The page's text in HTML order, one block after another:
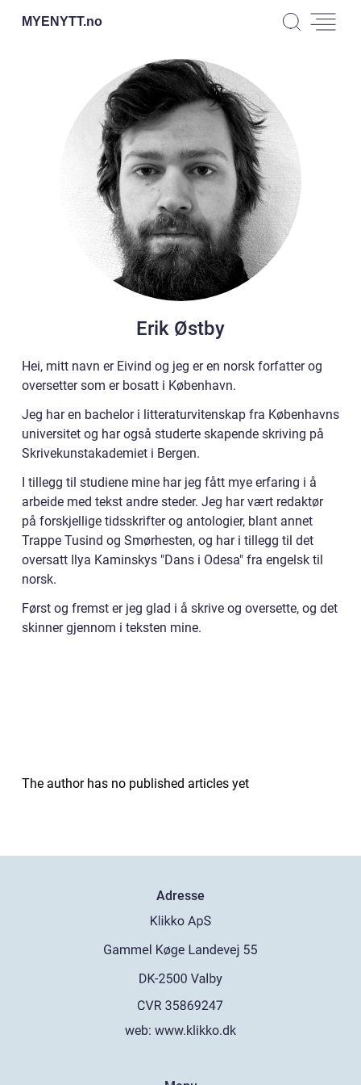
MYENYTT.no
Erik Østby
Hei, mitt navn er Eivind og jeg er en norsk forfatter og
oversetter som er bosatt i København.
Jeg har en bachelor i litteraturvitenskap fra Københavns
universitet og har også studerte skapende skriving på
Skrivekunstakademiet i Bergen.
I tillegg til studiene mine har jeg fått mye erfaring i å
arbeide med tekst andre steder. Jeg har vært redaktør
på forskjellige tidsskrifter og antologier, blant annet
Trappe Tusind og Smørhesten, og har i tillegg til det
oversatt Ilya Kaminskys "Dans i Odesa" fra engelsk til
norsk.
Først og fremst er jeg glad i å skrive og oversette, og det
skinner gjennom i teksten mine.
The author has no published articles yet
Adresse
web: www.klikko.dk